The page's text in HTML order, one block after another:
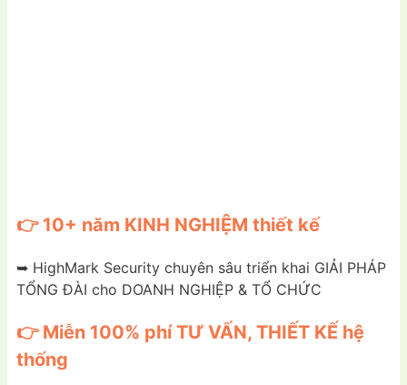
👉 10+ năm KINH NGHIỆM thiết kế
➥ HighMark Security chuyên sâu triển khai GIẢI PHÁP
TỔNG ĐÀI cho DOANH NGHIỆP & TỔ CHỨC
👉 Miễn 100% phí TƯ VẤN, THIẾT KẾ hệ
thống